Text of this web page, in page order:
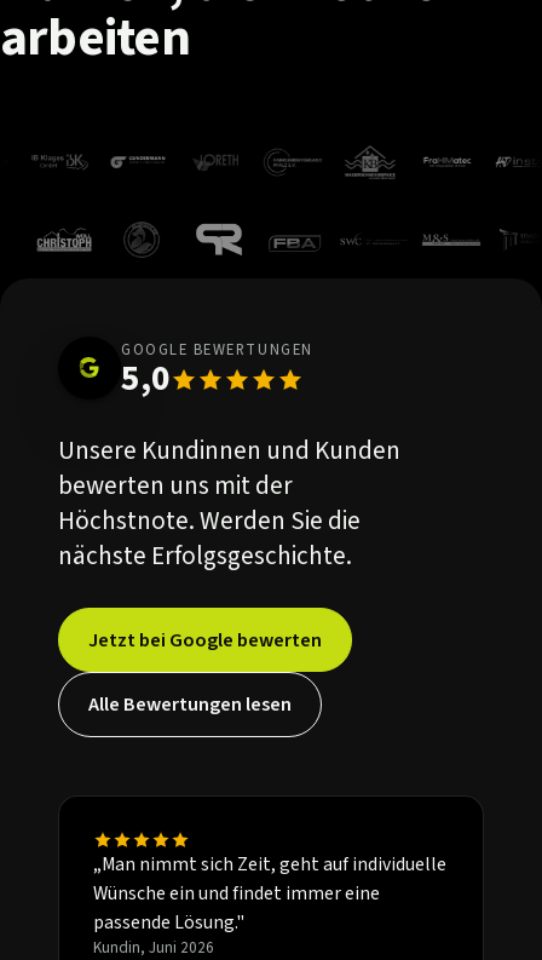
arbeiten
GOOGLE BEWERTUNGEN
5,0
Unsere Kundinnen und Kunden
bewerten uns mit der
Höchstnote. Werden Sie die
nächste Erfolgsgeschichte.
Jetzt bei Google bewerten
Alle Bewertungen lesen
„Man nimmt sich Zeit, geht auf individuelle
Wünsche ein und findet immer eine
passende Lösung."
Kundin, Juni 2026